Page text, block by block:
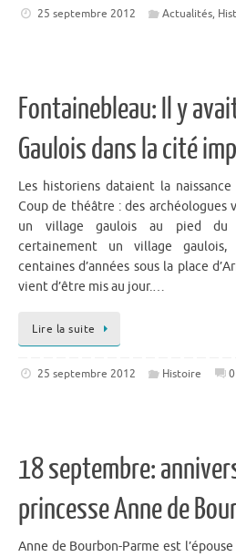
25 septembre 2012 Actualités,
Fontainebleau: Il y
Gaulois dans la cité
Les historiens dataient la
Coup de théâtre : des
un village gaulois au pied du
certainement un village gaulois,
centaines d’années sous la place
vient d’être mis au jour.…
Lire la suite
25 septembre 2012 Histoire 0
18 septembre:
princesse Anne de
Anne de Bourbon-Parme est